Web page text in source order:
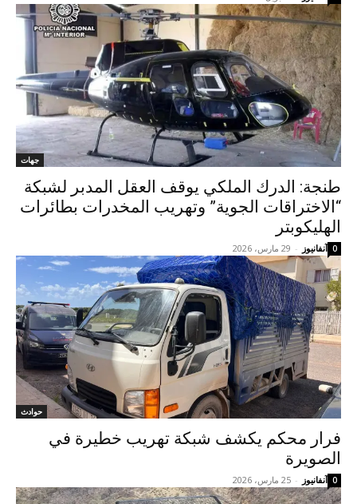
جهات
طنجة: الدرك الملكي يوقف العقل المدبر لشبكة
“الاختراقات الجوية” وتهريب المخدرات بطائرات
الهليكوبتر
آنفانيوز - 29 مارس، 2026 0
حوادث
فرار محكم يكشف شبكة تهريب خطيرة في
الصويرة
آنفانيوز - 25 مارس، 2026 0